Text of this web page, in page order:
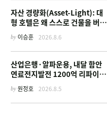
자산 경량화(Asset-Light): 대
형 호텔은 왜 스스로 건물을 버리
고 '이름'만 팔기 시작했을까
by 이승훈 2026.8.6
산업은행·알파운용, 내달 함안
연료전지발전 1200억 리파이낸
싱 주선
by원정호 2026.8.5